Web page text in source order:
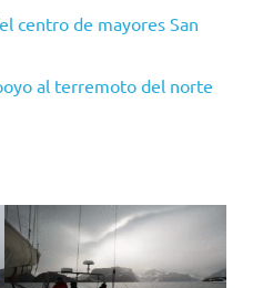
centro de mayores San
al terremoto del norte